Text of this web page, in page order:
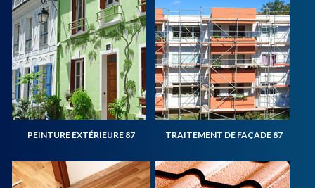
PEINTURE EXTÉRIEURE 87 TRAITEMENT DE FAÇADE 87